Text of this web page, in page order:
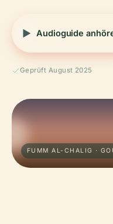
Audioguide
Geprüft August 2025
FUMM AL-CHALIG ·